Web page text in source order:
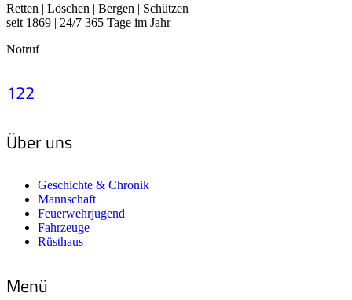
Retten | Löschen | Bergen | Schützen
seit 1869 | 24/7 365 Tage im Jahr
Notruf
122
Über uns
Geschichte & Chronik
Mannschaft
Feuerwehrjugend
Fahrzeuge
Rüsthaus
Menü